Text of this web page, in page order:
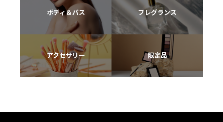
ボディ＆バス フレグランス
アクセサリー 限定品